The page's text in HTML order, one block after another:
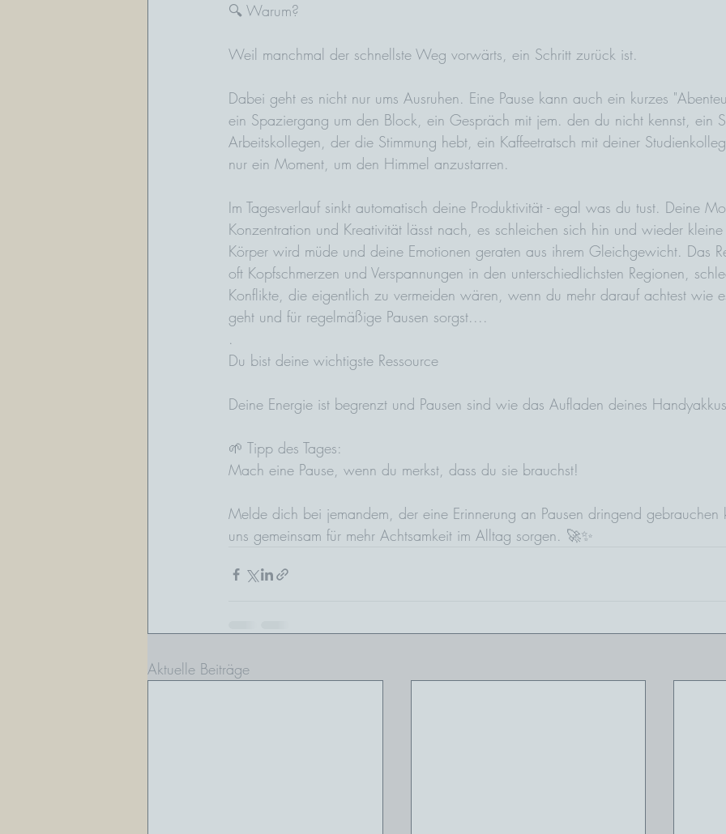
🔍 Warum?
Weil manchmal der schnellste Weg vorwärts, ein Schritt zurück ist.
Dabei geht es nicht nur ums Ausruhen. Eine Pause kann auch ein kurzes
ein Spaziergang um den Block, ein Gespräch mit jem. den du nicht kennst, ein
Arbeitskollegen, der die Stimmung hebt, ein Kaffeetratsch mit deiner
nur ein Moment, um den Himmel anzustarren.
Im Tagesverlauf sinkt automatisch deine Produktivität - egal was du tust. Deine
Konzentration und Kreativität lässt nach, es schleichen sich hin und wieder
Körper wird müde und deine Emotionen geraten aus ihrem Gleichgewicht. Das
oft Kopfschmerzen und Verspannungen in den unterschiedlichsten Regionen,
Konflikte, die eigentlich zu vermeiden wären, wenn du mehr darauf achtest wie
geht und für regelmäßige Pausen sorgst....
.
Du bist deine wichtigste Ressource
Deine Energie ist begrenzt und Pausen sind wie das Aufladen deines
🌱 Tipp des Tages:
Mach eine Pause, wenn du merkst, dass du sie brauchst!
Melde dich bei jemandem, der eine Erinnerung an Pausen dringend gebrauchen
uns gemeinsam für mehr Achtsamkeit im Alltag sorgen. 🚀✨
Aktuelle Beiträge